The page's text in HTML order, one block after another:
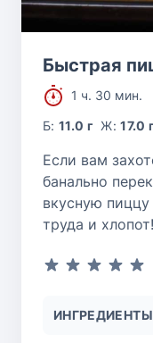
Быстрая
1 ч. 30 мин.
Б:11.0 г Ж:17.0 г
Если вам
банально
вкусную
труда и хлопот!
ИНГРЕДИЕНТЫ